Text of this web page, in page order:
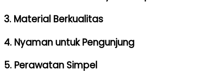
3. Material Berkualitas
4. Nyaman untuk Pengunjung
5. Perawatan Simpel